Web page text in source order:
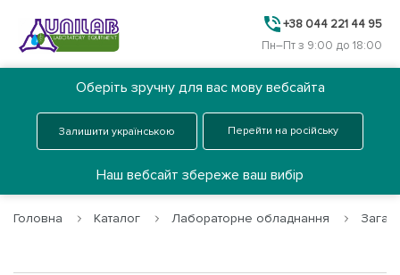
+38 044 221 44 95
Пн–Пт з 9:00 до 18:00
Головна Каталог Лабораторне обладнання
Оберіть зручну для вас мову вебсайта
Залишити українською Перейти на російську
Наш вебсайт збереже ваш вибір